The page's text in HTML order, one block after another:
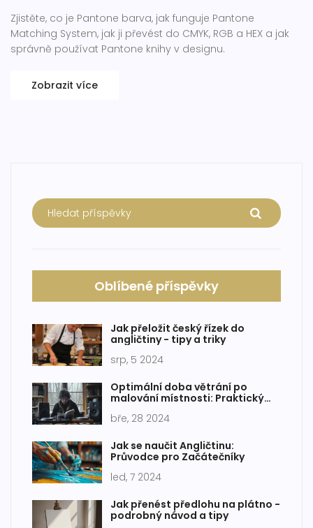
Zjistěte, co je Pantone barva, jak funguje Pantone
Matching System, jak ji převést do CMYK, RGB a HEX a jak
správně používat Pantone knihy v designu.
Zobrazit více
Oblíbené příspěvky
Jak přeložit český řízek do
angličtiny - tipy a triky
srp, 5 2024
Optimální doba větrání po
malování místnosti: Praktický
bře, 28 2024
Jak se naučit Angličtinu:
Průvodce pro Začátečníky
led, 7 2024
Jak přenést předlohu na plátno -
podrobný návod a tipy